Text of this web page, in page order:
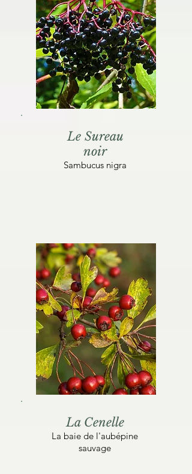
Le Sureau
noir
Sambucus nigra
La Cenelle
La baie de l'aubépine
sauvage